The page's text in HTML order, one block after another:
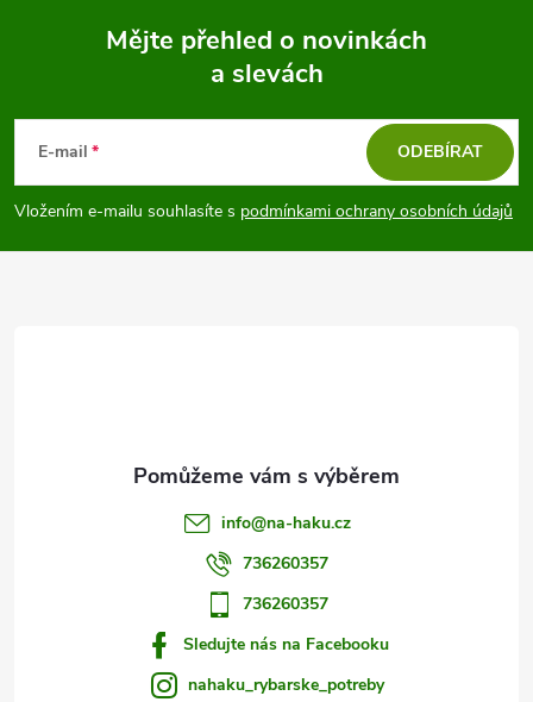
p
Mějte přehled o novinkách
a slevách
E-mail
Vložením e-mailu souhlasíte s podmínkami ochrany osobních údajů
ODEBÍRAT
info@na-haku.cz
736260357
736260357
Sledujte nás na Facebooku
nahaku_rybarske_potreby